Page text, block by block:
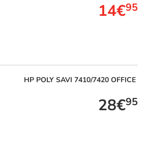
14€95
HP POLY SAVI 7410/7420 OFFICE
28€95